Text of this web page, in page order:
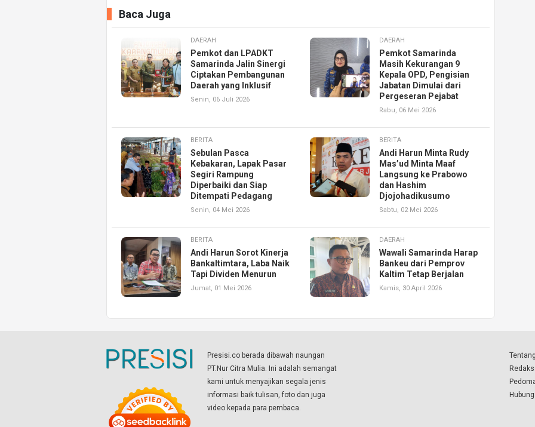
Baca Juga
DAERAH
Pemkot dan LPADKT
Samarinda Jalin Sinergi
Ciptakan Pembangunan
Daerah yang Inklusif
Senin, 06 Juli 2026
DAERAH
Pemkot Samarinda
Masih Kekurangan 9
Kepala OPD, Pengisian
Jabatan Dimulai dari
Pergeseran Pejabat
Rabu, 06 Mei 2026
BERITA
Sebulan Pasca
Kebakaran, Lapak Pasar
Segiri Rampung
Diperbaiki dan Siap
Ditempati Pedagang
Senin, 04 Mei 2026
BERITA
Andi Harun Minta Rudy
Mas’ud Minta Maaf
Langsung ke Prabowo
dan Hashim
Djojohadikusumo
Sabtu, 02 Mei 2026
BERITA
Andi Harun Sorot Kinerja
Bankaltimtara, Laba Naik
Tapi Dividen Menurun
Jumat, 01 Mei 2026
DAERAH
Wawali Samarinda Harap
Bankeu dari Pemprov
Kaltim Tetap Berjalan
Kamis, 30 April 2026
Presisi.co berada dibawah naungan
PT.Nur Citra Mulia. Ini adalah semangat
kami untuk menyajikan segala jenis
informasi baik tulisan, foto dan juga
video kepada para pembaca.
Redaksi